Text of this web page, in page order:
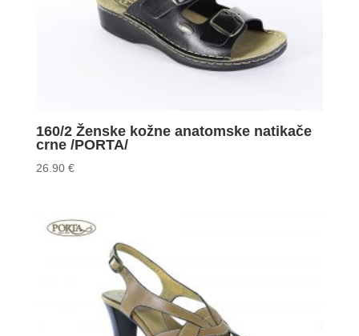
160/2 Ženske kožne anatomske natikače
crne /PORTA/
26.90 €